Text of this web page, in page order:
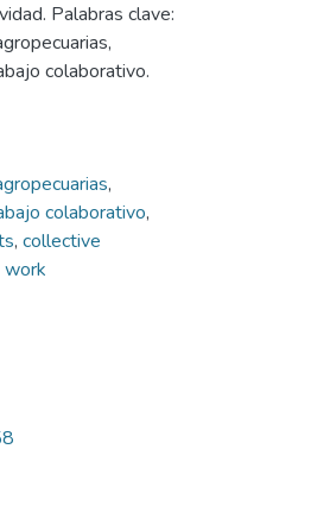
Palabras clave:
colaborativo.
,
colaborativo,
, collective
work